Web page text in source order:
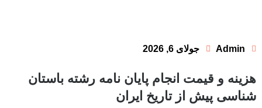
Admin جولای 6, 2026
هزینه و قیمت انجام پایان نامه رشته باستان
شناسی پیش از تاریخ ایران